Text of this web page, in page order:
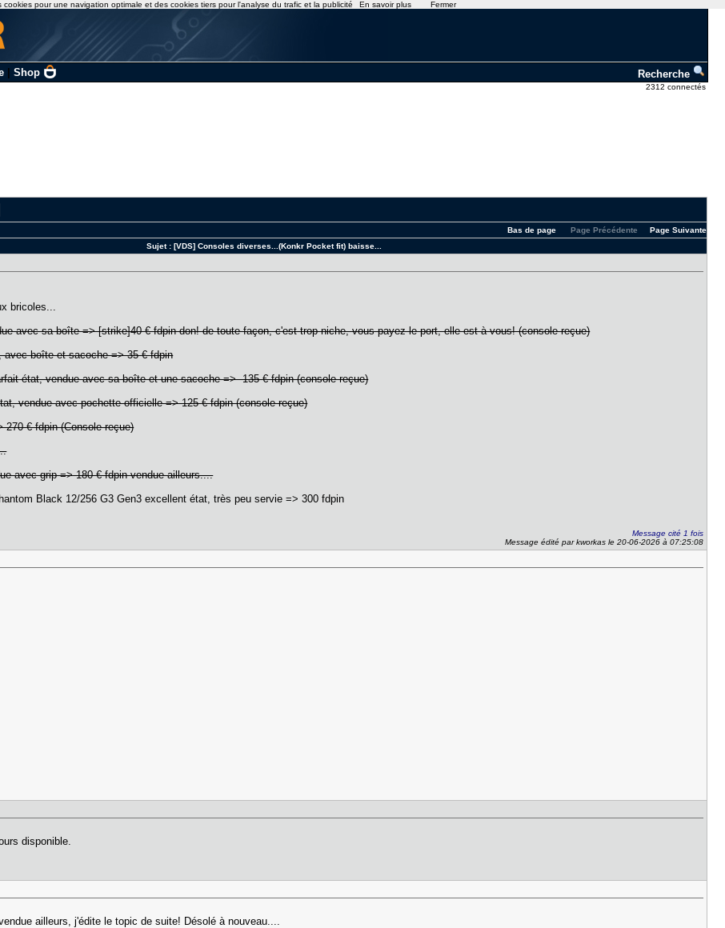
| Shop Recherche
2312 connectés
Page Suivante
Page Précédente
Bas de page
Sujet : [VDS] Consoles diverses...(Konkr Pocket fit) baisse...
bricoles...
avec sa boîte => [strike]40 € fdpin don! de toute façon, c'est trop niche, vous payez le port, elle est à vous! (console reçue)
avec boîte et sacoche => 35 € fdpin
état, vendue avec sa boîte et une sacoche => 135 € fdpin (console reçue)
vendue avec pochette officielle => 125 € fdpin (console reçue)
€ fdpin (Console reçue)
avec grip => 180 € fdpin vendue ailleurs....
Black 12/256 G3 Gen3 excellent état, très peu servie => 300 fdpin
Message cité 1 fois
Message édité par kworkas le 20-06-2026 à 07:25:08
disponible.
ailleurs, j'édite le topic de suite! Désolé à nouveau....
cookies pour une navigation optimale et des cookies tiers pour l'analyse du trafic et la publicité En savoir plus Fermer